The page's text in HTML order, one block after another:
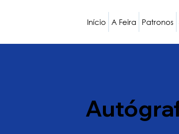
Início A Feira Patronos